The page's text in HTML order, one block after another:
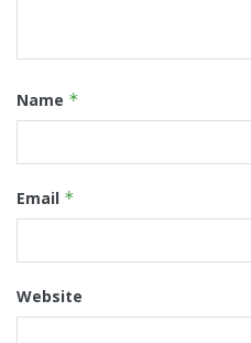
Name *
Email *
Website